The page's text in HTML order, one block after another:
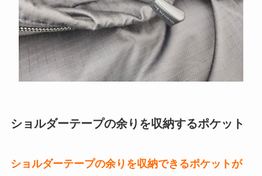
ショルダーテープの余りを収納するポケット
ショルダーテープの余りを収納できるポケットが